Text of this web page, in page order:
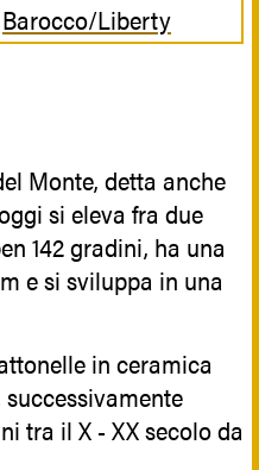
Barocco/Liberty
Monte, detta anche
si eleva fra due
142 gradini, ha una
e si sviluppa in una
in ceramica
tra il X - XX secolo da